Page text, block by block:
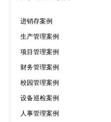
进销存案例
生产管理案例
项目管理案例
财务管理案例
校园管理案例
设备巡检案例
人事管理案例